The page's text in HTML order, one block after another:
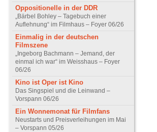
Oppositionelle in der DDR
„Bärbel Bohley – Tagebuch einer
Auflehnung“ im Filmhaus – Foyer 06/26
Einmalig in der deutschen
Filmszene
„Ingeborg Bachmann – Jemand, der
einmal ich war“ im Weisshaus – Foyer
06/26
Kino ist Oper ist Kino
Das Singspiel und die Leinwand –
Vorspann 06/26
Ein Wonnemonat für Filmfans
Neustarts und Preisverleihungen im Mai
– Vorspann 05/26